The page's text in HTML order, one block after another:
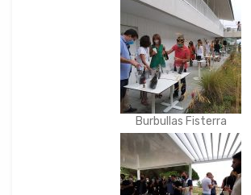
Burbullas Fisterra